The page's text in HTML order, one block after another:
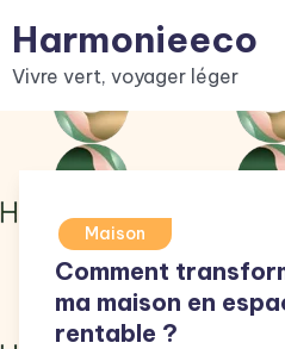
to
content
Harmonieeco
Vivre vert, voyager léger
Maison
Comment
ma maison en
rentable ?